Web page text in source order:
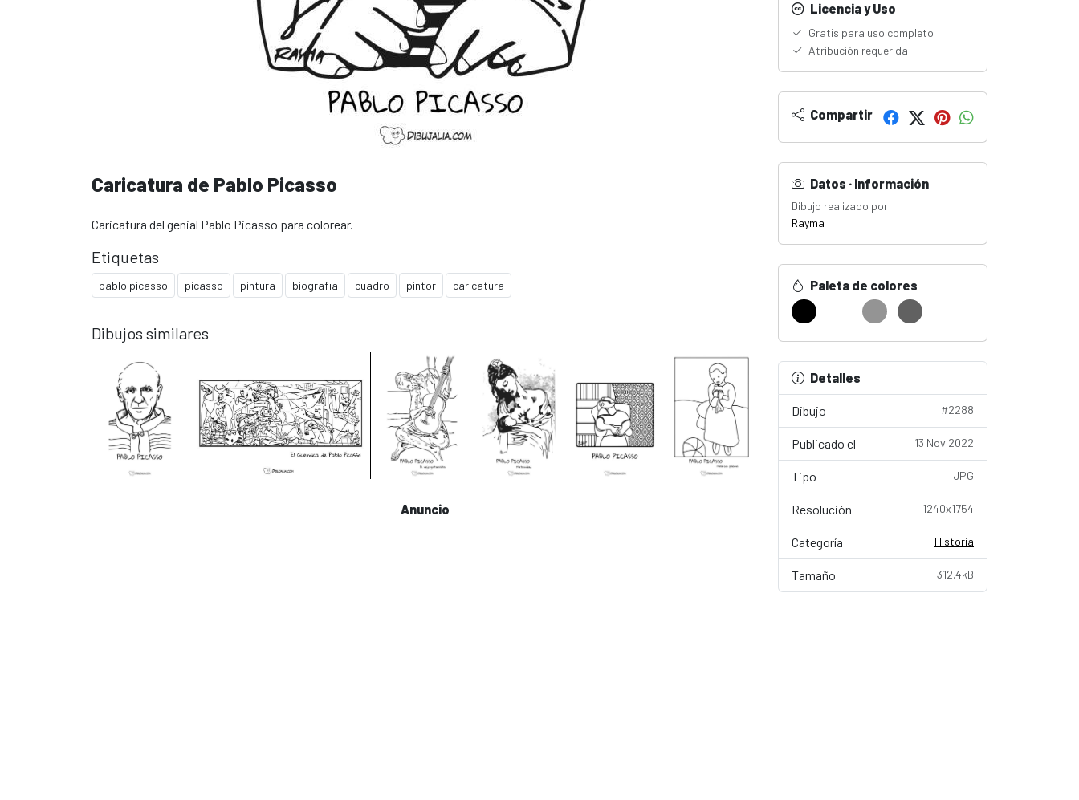
Caricatura de Pablo Picasso
Caricatura del genial Pablo Picasso para colorear.
Etiquetas
pablo picasso picasso pintura biografia cuadro pintor caricatura
Dibujos similares
Anuncio
Licencia y Uso
Gratis para uso completo
Atribución requerida
Compartir
Datos · Información
Dibujo realizado por
Rayma
Paleta de colores
Detalles
Dibujo #2288
Publicado el 13 Nov 2022
Tipo JPG
Resolución 1240x1754
Categoría Historia
Tamaño 312.4kB